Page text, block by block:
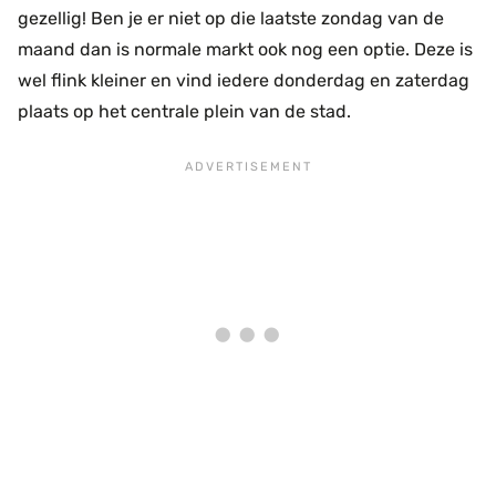
gezellig! Ben je er niet op die laatste zondag van de
maand dan is normale markt ook nog een optie. Deze is
wel flink kleiner en vind iedere donderdag en zaterdag
plaats op het centrale plein van de stad.